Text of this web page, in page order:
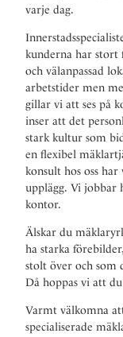
varje dag.
kunderna har stort
och välanpassad
arbetstider men
gillar vi att ses på
inser att det
stark kultur som
en flexibel
konsult hos oss har
upplägg. Vi jobbar
kontor.
Älskar du
ha starka
stolt över och som
Då hoppas vi att
Varmt välkomna
specialiserade